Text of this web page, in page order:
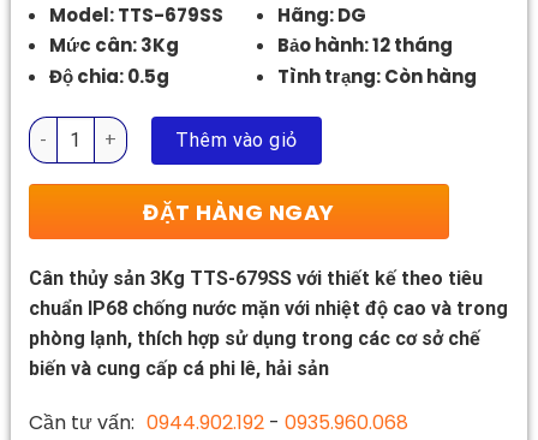
Model: TTS-679SS
Mức cân: 3Kg
Độ chia: 0.5g
Hãng: DG
Bảo hành: 12 tháng
Tình trạng: Còn hàng
Cân Thuỷ Sản 3Kg TTS-679SS số lượng
Thêm vào giỏ
ĐẶT HÀNG NGAY
Cân thủy sản 3Kg TTS-679SS với thiết kế theo tiêu
chuẩn IP68 chống nước mặn với nhiệt độ cao và trong
phòng lạnh, thích hợp sử dụng trong các cơ sở chế
biến và cung cấp cá phi lê, hải sản
Cần tư vấn: 0944.902.192 - 0935.960.068